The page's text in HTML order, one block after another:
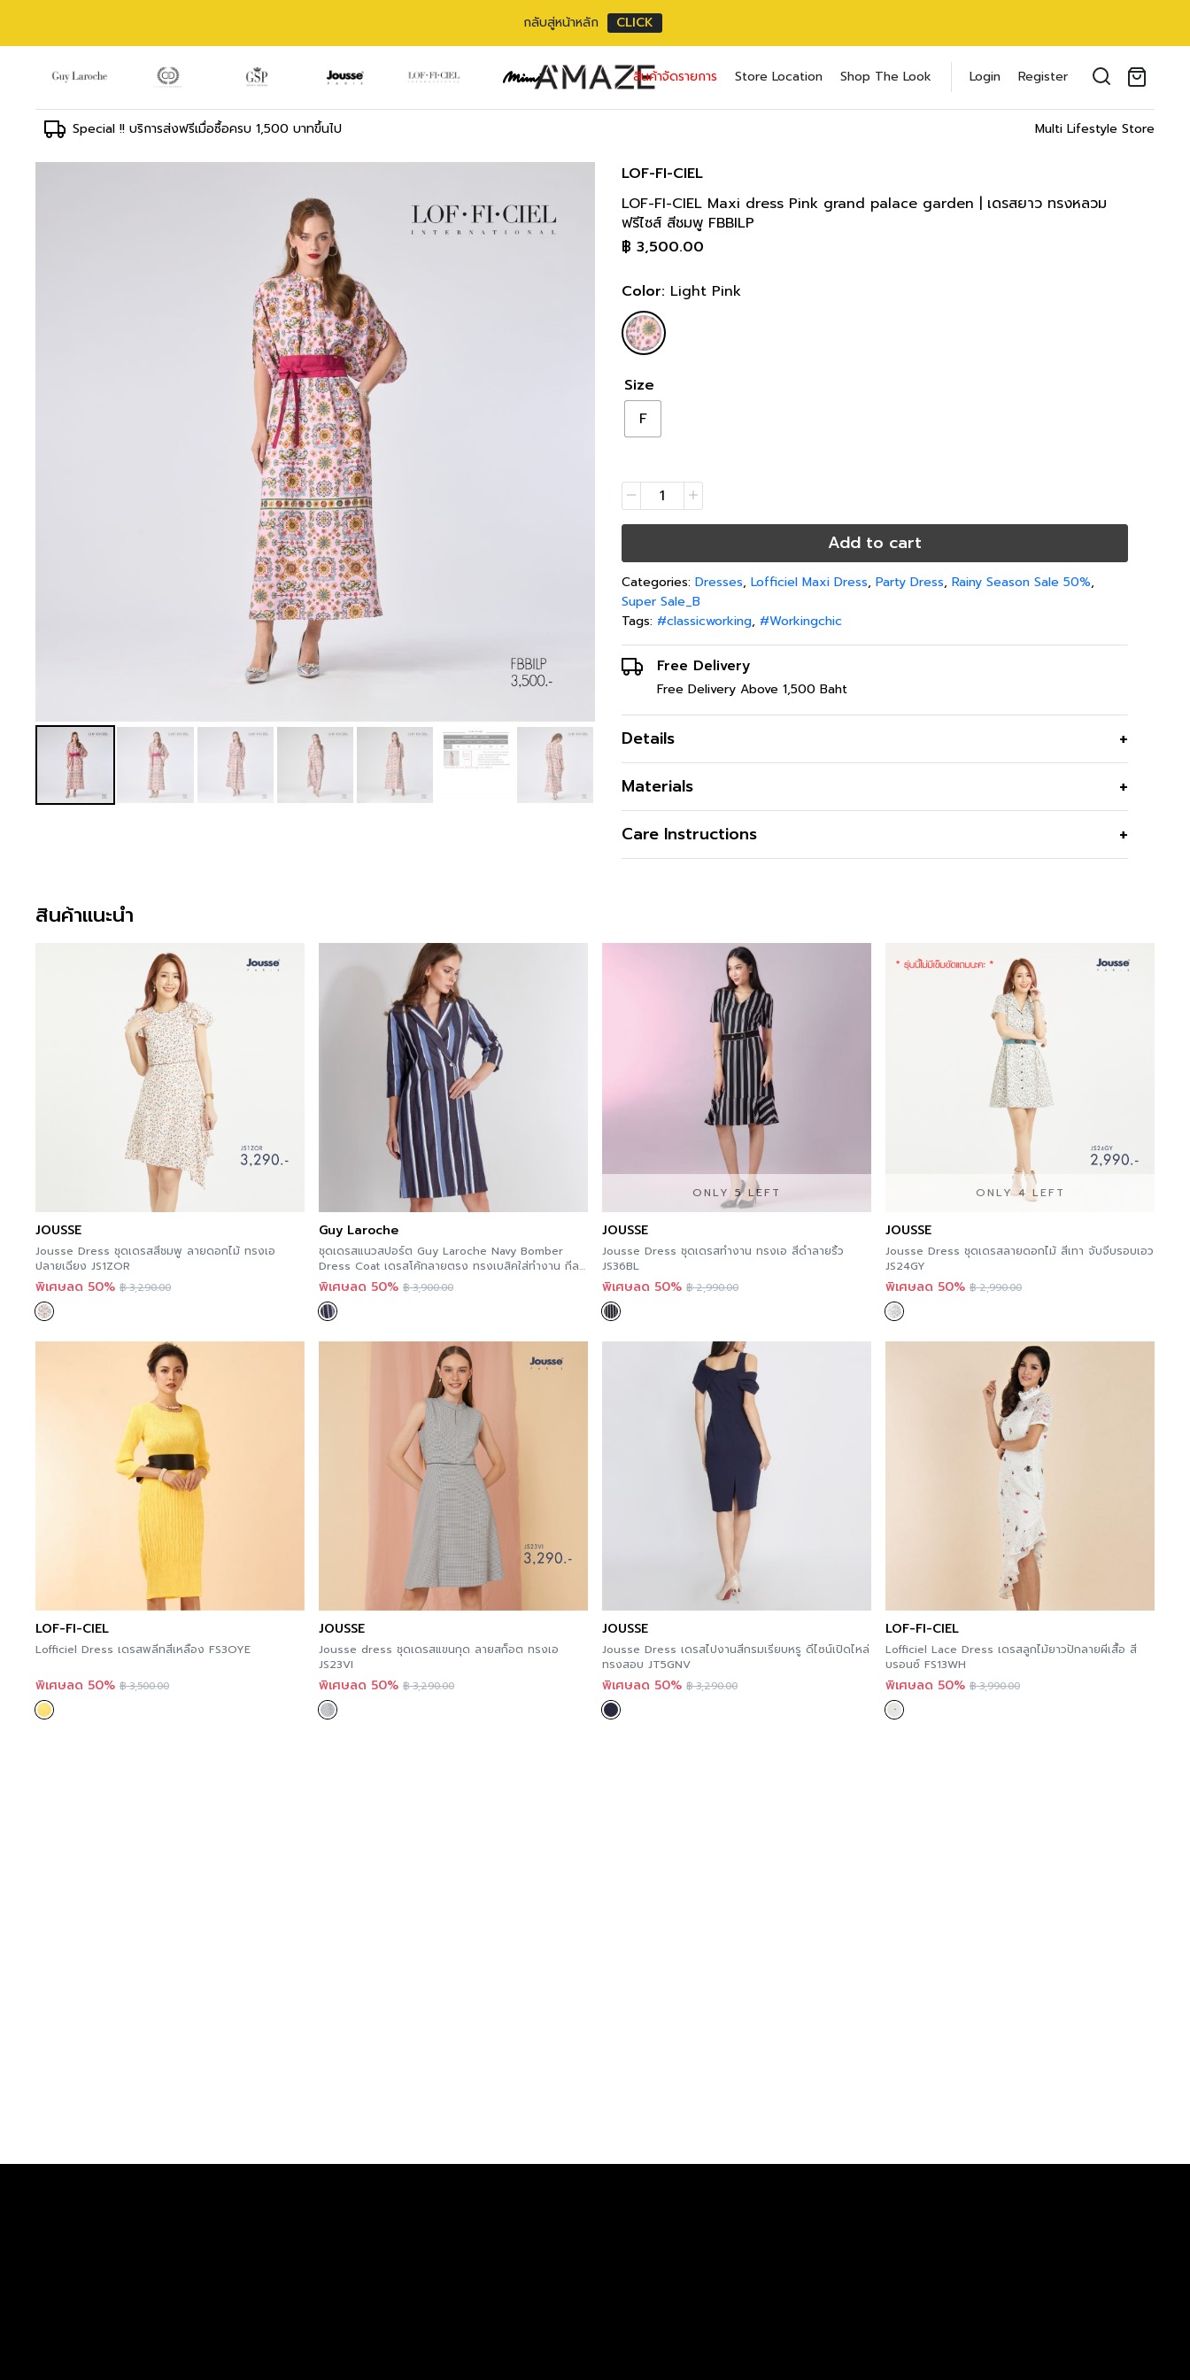
กลับสู่หน้าหลัก CLICK
สินค้าจัดรายการ Store Location Shop The Look Login Register
Special !! บริการส่งฟรีเมื่อซื้อครบ 1,500 บาทขึ้นไป Multi Lifestyle Store
LOF-FI-CIEL
LOF-FI-CIEL Maxi dress Pink grand palace garden | เดรสยาว ทรงหลวม
ฟรีไซส์ สีชมพู FBBILP
฿ 3,500.00
Color: Light Pink
Size
F
Add to cart
Categories: Dresses, Lofficiel Maxi Dress, Party Dress, Rainy Season Sale 50%,
Super Sale_B
Tags: #classicworking, #Workingchic
Free Delivery
Free Delivery Above 1,500 Baht
Details
ตัว พลางหุ่นให้สูงเพรียว อำพลางต้นแขน เรียบหรู ดูสง่า แบรนด์ Lofficiel
Materials
เนื้อผ้า
คุณสมบัติผ้า
เนื้อบางเบา ทิ้งตัว มีความพริ้วไหว มีเท็กเจอร์เนื้อทราย
รูปทรงคอ
คอตั้ง
แขนสี่่ส่วน ทรงปีกค้างคาว
Care Instructions
Line Dry/Hang to dry
สินค้าแนะนำ
JOUSSE
Jousse Dress ชุดเดรสสีชมพู ลายดอกไม้ ทรงเอ
ปลายเฉียง JS1ZOR
พิเศษลด 50% ฿3,290.00
Guy Laroche
ชุดเดรสแนวสปอร์ต Guy Laroche Navy Bomber
Dress Coat เดรสโค้ทลายตรง ทรงเบสิคใส่ทำงาน กีลา
โรช GT58NV
พิเศษลด 50% ฿3,900.00
ONLY 5 LEFT
JOUSSE
Jousse Dress ชุดเดรสทำงาน ทรงเอ สีดำลายริ้ว
JS36BL
พิเศษลด 50% ฿2,990.00
ONLY 4 LEFT
JOUSSE
Jousse Dress ชุดเดรสลายดอกไม้ สีเทา จับจีบรอบเอว
JS24GY
พิเศษลด 50% ฿2,990.00
LOF-FI-CIEL
Lofficiel Dress เดรสพลีทสีเหลือง FS3OYE
พิเศษลด 50% ฿3,500.00
JOUSSE
Jousse dress ชุดเดรสแขนกุด ลายสก็อต ทรงเอ
JS23VI
พิเศษลด 50% ฿3,290.00
JOUSSE
Jousse Dress เดรสไปงานสีกรมเรียบหรู ดีไซน์เปิดไหล่
ทรงสอบ JT5GNV
พิเศษลด 50% ฿3,290.00
LOF-FI-CIEL
Lofficiel Lace Dress เดรสลูกไม้ยาวปักลายผีเสื้อ สี
บรอนซ์ FS13WH
พิเศษลด 50% ฿3,990.00
Remember me
เราใช้ข้อมูลส่วนตัวของคุณเพื่อรองรับประสบการณ์การใช้งาน
เว็บไซต์, การจัดการบัญชี รวมถึงจุดประสงค์อื่นๆ ตาม
privacy policy